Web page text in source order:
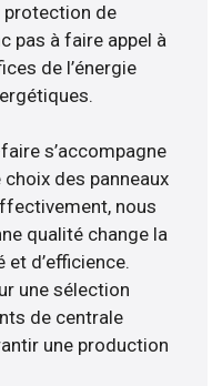
protection de
pas à faire appel à
de l’énergie
s’accompagne
choix des panneaux
nous
qualité change la
d’efficience.
une sélection
de centrale
une production